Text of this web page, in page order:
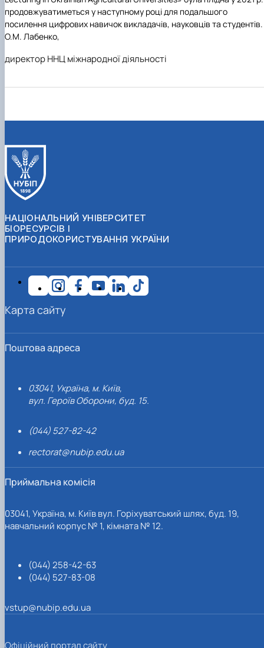
продовжуватиметься у наступному році для подальшого
посилення цифрових навичок викладачів, науковців та студентів.
О.М. Лабенко,
директор ННЦ міжнародної діяльності
НАЦІОНАЛЬНИЙ УНІВЕРСИТЕТ
БІОРЕСУРСІВ І
ПРИРОДОКОРИСТУВАННЯ УКРАЇНИ
Поштова адреса
03041, Україна, м. Київ,
вул. Героїв Оборони, буд. 15.
(044) 527-82-42
rectorat@nubip.edu.ua
Приймальна комісія
03041, Україна, м. Київ вул. Горіхуватський шлях, буд. 19,
навчальний корпус № 1, кімната № 12.
(044) 258-42-63
(044) 527-83-08
vstup@nubip.edu.ua
Карта сайту
Офіційний портал сайту